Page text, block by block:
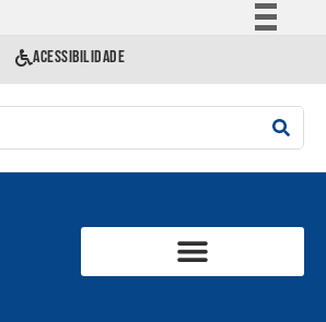
Comunica BR
Acesso à informação
ACESSIBILIDADE